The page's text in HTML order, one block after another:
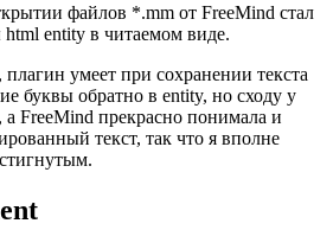
файлов *.mm от FreeMind стал
html entity в читаемом виде.
умеет при сохранении текста
буквы обратно в entity, но сходу у
а FreeMind прекрасно понимала и
текст, так что я вполне